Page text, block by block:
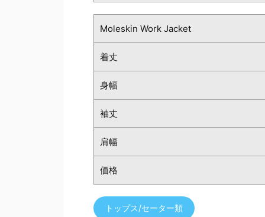
Moleskin Work Jacket
着丈
身幅
袖丈
肩幅
価格
トップス/セーター類